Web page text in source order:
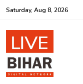
Saturday, Aug 8, 2026